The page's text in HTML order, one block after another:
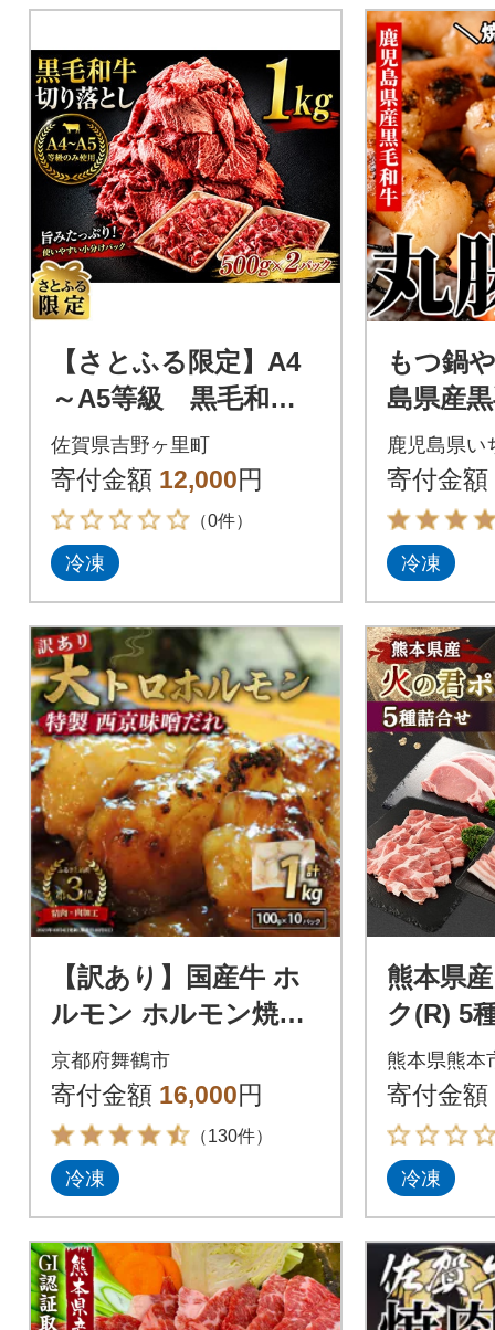
【さとふる限定】A4
～A5等級 黒毛和
牛 切り落とし 1kg
【500g×2】(吉野ヶ里
町)
佐賀県吉野ヶ里町
寄付金額 12,000円
（0件）
冷凍
もつ鍋
島県産
ン(丸腸)
鹿児島県い
寄付金額
冷凍
【訳あり】国産牛 ホ
ルモン ホルモン焼き
焼肉 肉 大トロホルモ
ン 1kg 自家製西京味
噌焼き
京都府舞鶴市
寄付金額 16,000円
（130件）
冷凍
熊本県
ク(R) 5
kg
熊本県熊本
寄付金額
冷凍